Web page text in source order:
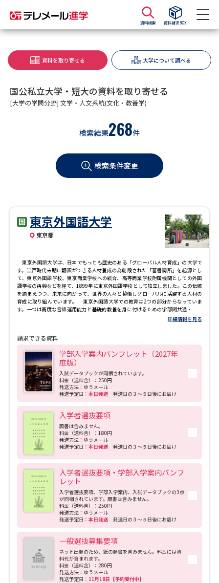
資料検索 資料請求BOX
資料請求 資料検索
大学・短大の資料種類から請求
総合型選抜・学校推薦型選抜 募
大学入学共通テスト利用選抜の
専門学校の資料請求 大学院の資料請求
大学入学共通テスト「受験案
大学入学共通テスト「受験上の
配慮案内」の請求
高等学校卒業程度認定試験
幼稚園教員資格認定試験 小学校教員資格認定試験
大学研究
大学で学べる内容や特徴を調べる
新増設大学・学部・学科特集
国際・グローバルに強い大学特
データサイエンス特集 奨学金・特待生制度特集
デジタルパンフレット
新学年スタート号特集ページ
（高2生用）
SELFBRAND特集ページ
オープンキャンパスなどを調べる
資料を取り寄せる 大学について調べる
国公私立大学・短大の資料を取り寄せる
[大学の学問分野] 文学・人文系統(文化・教養学)
検索結果268件
検索条件変更
東京外国語大学
東京都
東京外国語大学は、日本でもっとも歴史のある「グローバル人材育成」の大学で
す。江戸時代末期に翻訳ができる人材養成の為創設された「蕃書調所」を起源とし
て、東京外国語学校、東京商業学校への統合、高等商業学校附属機関としての外国
語学校の再興などを経て、1899年に東京外国語学校として独立しました。この伝統
を踏まえつつ、未来に向かって、世界の人々と協働しグローバルに活躍する人材の
育成に取り組んでいます。 東京外国語大学での教育は2つの部分からなっていま
す。一つは高度な言語運用能力と基礎的教養を身に付けるための学部間共通・世界
教養プログラム、もう一つは学部ごとの専門教育です。 世界教養プログラムで
の地域・一つの言語を選んで専門的に学びます。国際日本学部では、世界の視点か
ら英語と日本語で日本を学びます。また自分の専攻する言語以外にも様々な言語を
学ぶことができます。その数は80言語を超え、日本では本学でしか学べない言語も
多数含まれています。更に、教養系の諸科目により、グローバル化時代を生きるた
めに必要な基礎的教養を身につけていきます。 一方、学部ごとの専門教育は、言
語文化学部では世界を学ぶための言語学、言語教育学、文学、哲学・宗教学、文化
学など、国際社会学部では、地域研究、歴史学、国際関係、経済・政治学などを学
びます。国際日本学部では、世界からの留学生とともに日本の政治・経済・社会、
日本文学・文化、日本語学、日本語教育学を多面的・総合的に学びます。 世界を
学ぶ東京外国語大学の学生にとって、留学は非常に重要です。本学では1,2年次の短
期海外留学、3,4年次の長期留学を中心に、多様な留学プログラムが用意されていま
す。また本学にはショートビジットや長期交換留学先として67か国・地域 184機関
に上る協定校があります。4年で卒業が可能な交換留学だけでなく、国連見学などの
スタディツアー科目なども充実。多くの学生が参加しています。
詳細情報を見る
請求できる資料
学部入学案内パンフレット（2027年
度版）
入試データブックが同梱されています。
料金（送料含）：250円
発送方法：ゆうメール
発送予定日： 本日発送 発送日の３～５日後にお届け
入学者選抜要項
願書は含みません。
料金（送料含）：180円
発送方法：ゆうメール
発送予定日： 本日発送 発送日の３～５日後にお届け
入学者選抜要項・学部入学案内パンフ
レット
入学者選抜要項、学部入学案内、入試データブックの3点
が同梱されています。願書は含みません。
料金（送料含）：250円
発送方法：ゆうメール
発送予定日： 本日発送 発送日の３～５日後にお届け
一般選抜募集要項
ネット出願のため、紙の願書を含みません。料金には資
料代が含まれます。
料金（送料含）：280円
発送方法：ゆうメール
発送予定日： 11月18日【予約受付中】